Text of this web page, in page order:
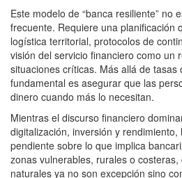
Este modelo de “banca resiliente” no
frecuente. Requiere una planificación
logística territorial, protocolos de
visión del servicio financiero como un
situaciones críticas. Más allá de tasas
fundamental es asegurar que las
dinero cuando más lo necesitan.
Mientras el discurso financiero
digitalización, inversión y
pendiente sobre lo que implica
zonas vulnerables, rurales o
naturales ya no son excepción sino